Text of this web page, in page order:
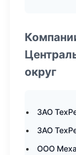
округ
ЗАО
ЗАО
ООО